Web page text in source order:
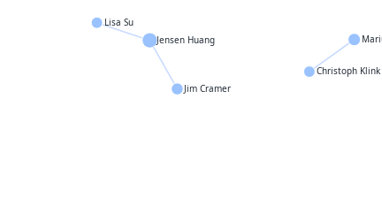
Christoph Klink
Jensen Huang
Jim Cramer
Lisa Su